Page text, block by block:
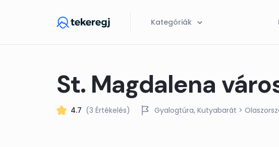
Kategóriák
St. Magdalena
4.7 (3 Értékelés) Gyalogtúra Kutyabarát >